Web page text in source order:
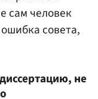
сам человек
совета,
не